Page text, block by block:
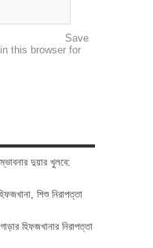
Save
this browser for
দুয়ার খুলবে:
শিশু নিরাপত্তা
হিফজখানার নিরাপত্তা